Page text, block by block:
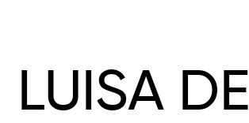
LUISA DE